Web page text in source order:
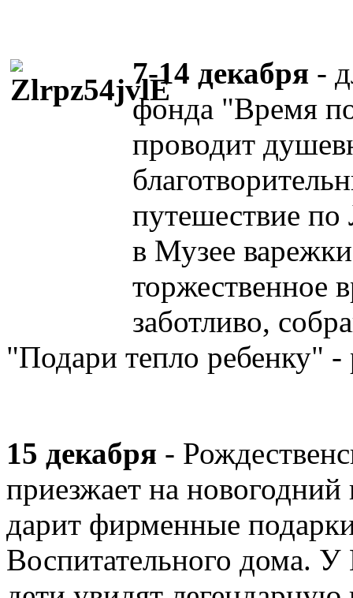
7-14 декабря -
фонда "Время
проводит
путешествие
в Музее
торжественное
заботливо,
"Подари тепло ребенку" -
15 декабря -
приезжает на новогодний
дарит фирменные
Воспитательного дома.